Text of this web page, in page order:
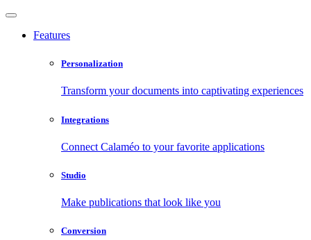
Features
Personalization
Transform your documents into captivating experiences
Integrations
Connect Calaméo to your favorite applications
Studio
Make publications that look like you
Conversion